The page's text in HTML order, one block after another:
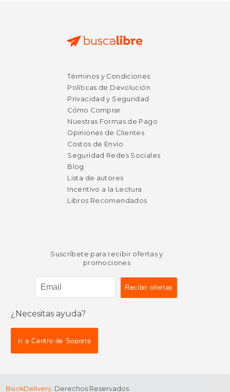
Términos y Condiciones
Políticas de Devolución
Privacidad y Seguridad
Cómo Comprar
Nuestras Formas de Pago
Opiniones de Clientes
Costos de Envío
Seguridad Redes Sociales
Blog
Lista de autores
Incentivo a la Lectura
Libros Recomendados
Suscríbete para recibir ofertas y
promociones
¿Necesitas ayuda?
Ir a Centro de Soporte
BookDelivery. Derechos Reservados.